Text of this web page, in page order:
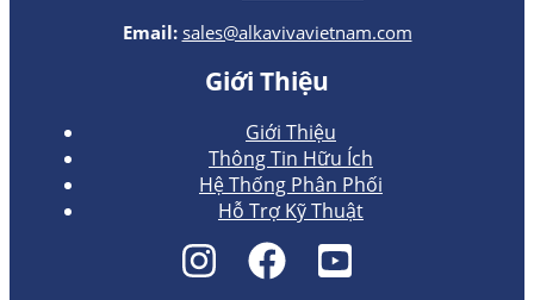
Email: sales@alkavivavietnam.com
Giới Thiệu
Giới Thiệu
Thông Tin Hữu Ích
Hệ Thống Phân Phối
Hỗ Trợ Kỹ Thuật